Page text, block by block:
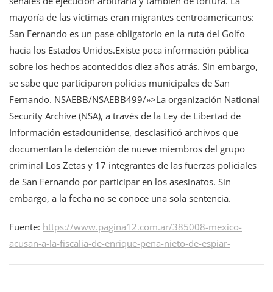
mayoría de las víctimas eran migrantes centroamericanos:
San Fernando es un pase obligatorio en la ruta del Golfo
hacia los Estados Unidos.Existe poca información pública
sobre los hechos acontecidos diez años atrás. Sin embargo,
se sabe que participaron policías municipales de San
Fernando. NSAEBB/NSAEBB499/»>La organización National
Security Archive (NSA), a través de la Ley de Libertad de
Información estadounidense, desclasificó archivos que
documentan la detención de nueve miembros del grupo
criminal Los Zetas y 17 integrantes de las fuerzas policiales
de San Fernando por participar en los asesinatos. Sin
embargo, a la fecha no se conoce una sola sentencia.
Fuente: https://www.pagina12.com.ar/385008-mexico-
acusan-a-la-fiscalia-de-enrique-pena-nieto-de-espiar-